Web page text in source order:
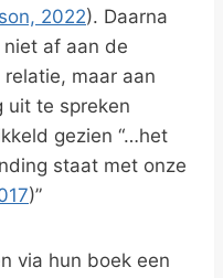
2022). Daarna
af aan de
maar aan
uit te spreken
gezien “…het
staat met onze
)”
via hun boek een